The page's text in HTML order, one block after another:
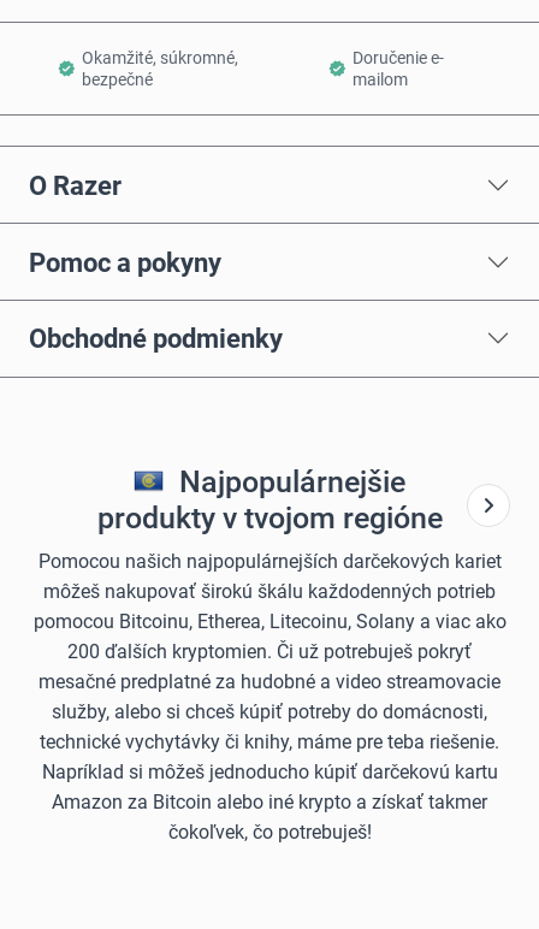
Okamžité, súkromné,
bezpečné
Doručenie e-
mailom
O Razer
Pomoc a pokyny
Obchodné podmienky
Najpopulárnejšie
produkty v tvojom regióne
Pomocou našich najpopulárnejších darčekových kariet
môžeš nakupovať širokú škálu každodenných potrieb
pomocou Bitcoinu, Etherea, Litecoinu, Solany a viac ako
200 ďalších kryptomien. Či už potrebuješ pokryť
mesačné predplatné za hudobné a video streamovacie
služby, alebo si chceš kúpiť potreby do domácnosti,
technické vychytávky či knihy, máme pre teba riešenie.
Napríklad si môžeš jednoducho kúpiť darčekovú kartu
Amazon za Bitcoin alebo iné krypto a získať takmer
čokoľvek, čo potrebuješ!